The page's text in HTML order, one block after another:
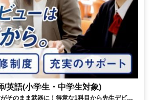
/英語(小学生・中学生対象)
がそのまま武器に！得意な1科目から先生デビュ